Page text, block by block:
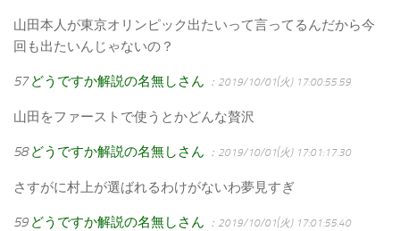
山田本人が東京オリンピック出たいって言ってるんだから今
回も出たいんじゃないの？
57 どうですか解説の名無しさん ：2019/10/01(火) 17:00:55.59
山田をファーストで使うとかどんな贅沢
58 どうですか解説の名無しさん ：2019/10/01(火) 17:01:17.30
さすがに村上が選ばれるわけがないわ夢見すぎ
59 どうですか解説の名無しさん ：2019/10/01(火) 17:01:55.40